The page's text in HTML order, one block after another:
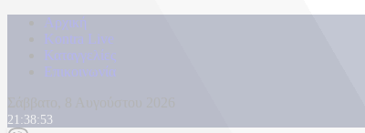
Αρχική
Kontra Live
Καταγγελίες
Επικοινωνία
21:38:56